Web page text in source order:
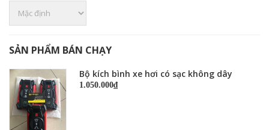
SẢN PHẨM BÁN CHẠY
Bộ kích bình xe hơi có sạc không dây
1.050.000₫